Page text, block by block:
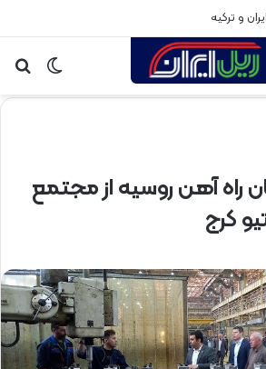
و ترکیه
تغییر
پوسته
راه آهن روسیه از مجتمع
کرج